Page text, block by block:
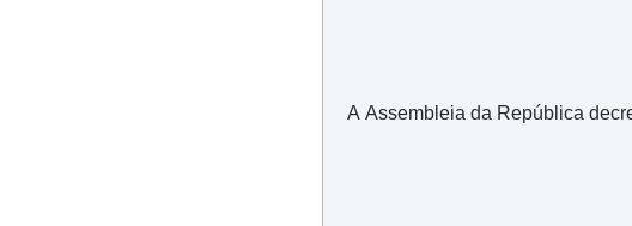
A Assembleia da República